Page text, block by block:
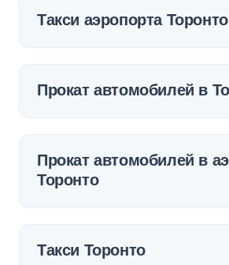
Такси аэропорта Торонто
Прокат автомобилей в
Прокат автомобилей в
Торонто
Такси Торонто